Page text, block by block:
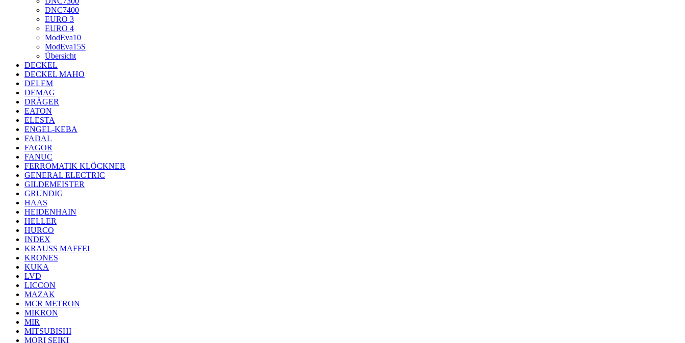
DNC7400
EURO 3
EURO 4
ModEva10
ModEva15S
Übersicht
DECKEL
DECKEL MAHO
DELEM
DEMAG
DRÄGER
EATON
ELESTA
ENGEL-KEBA
FADAL
FAGOR
FANUC
FERROMATIK KLÖCKNER
GENERAL ELECTRIC
GILDEMEISTER
GRUNDIG
HAAS
HEIDENHAIN
HELLER
HURCO
INDEX
KRAUSS MAFFEI
KRONES
KUKA
LVD
LICCON
MAZAK
MCR METRON
MIKRON
MIR
MITSUBISHI
MORI SEIKI